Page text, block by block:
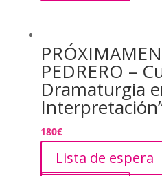
PEDRERO –
Dramaturgia
180€
Lista de espera